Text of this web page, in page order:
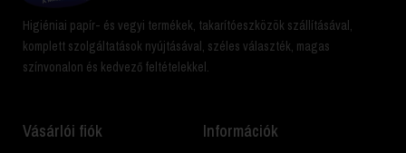
Higiéniai papír- és vegyi termékek, takarítóeszközök szállításával,
komplett szolgáltatások nyújtásával, széles választék, magas
színvonalon és kedvező feltételekkel.
Vásárlói fiók Információk